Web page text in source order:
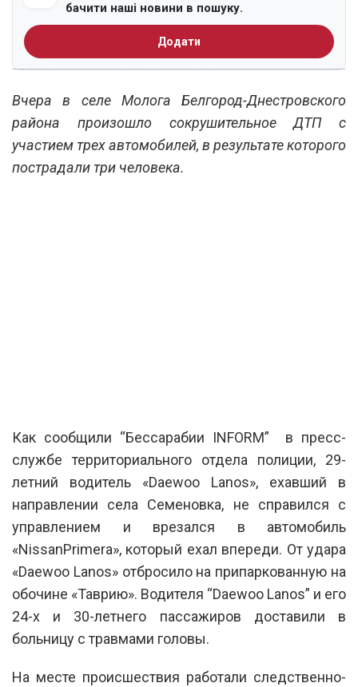
бачити наші новини в пошуку.
Додати
Вчера в селе Молога Белгород-Днестровского
района произошло сокрушительное ДТП с
участием трех автомобилей, в результате которого
пострадали три человека.
Как сообщили “Бессарабии INFORM” в пресс-
службе территориального отдела полиции, 29-
летний водитель «Daewoo Lanos», ехавший в
направлении села Семеновка, не справился с
управлением и врезался в автомобиль
«NissanPrimera», который ехал впереди. От удара
«Daewoo Lanos» отбросило на припаркованную на
обочине «Таврию». Водителя “Daewoo Lanos” и его
24-х и 30-летнего пассажиров доставили в
больницу с травмами головы.
На месте происшествия работали следственно-